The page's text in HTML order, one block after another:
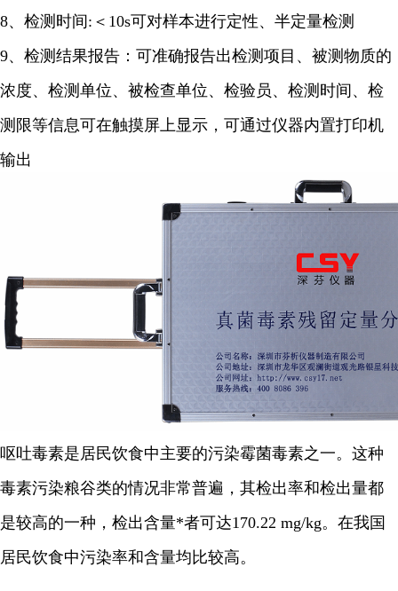
8、检测时间:＜10s可对样本进行定性、半定量检测
9、检测结果报告：可准确报告出检测项目、被测物质的
浓度、检测单位、被检查单位、检验员、检测时间、检
测限等信息可在触摸屏上显示，可通过仪器内置打印机
输出
呕吐毒素是居民饮食中主要的污染霉菌毒素之一。这种
毒素污染粮谷类的情况非常普遍，其检出率和检出量都
是较高的一种，检出含量*者可达170.22 mg/kg。在我国
居民饮食中污染率和含量均比较高。